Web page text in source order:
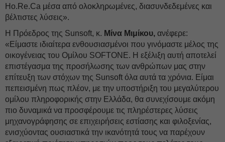
Ho.Re.Ca μέσα από ολοκληρωμένες, διασυνδεδεμένες και
βέλτιστες λύσεις».
Η Πρόεδρος της Sunsoft, κ. Μίνα Μιμίκου, ανέφερε:
«Είμαστε ιδιαίτερα ενθουσιασμένοι που γινόμαστε μέλος της
οικογένειας του Ομίλου SOFTONΕ. Η εξέλιξη αυτή αποτελεί
επιστέγασμα της προσήλωσης των ανθρώπων μας στην
επίτευξη των στόχων της Sunsoft όλα αυτά τα χρόνια. Είμαι
πεπεισμένη πως πλέον, με την υποστήριξη του μεγαλύτερου
ομίλου πληροφορικής στην Ελλάδα, θα συνεχίσουμε ακόμη
πιο δυναμικά να προσφέρουμε τις πληρέστερες λύσεις
μηχανογράφησης σε επιχειρήσεις εστίασης και φιλοξενίας,
ενισχύοντας ουσιαστικά την ικανότητά τους να παρέχουν